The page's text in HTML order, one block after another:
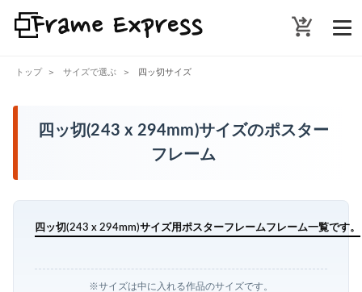
shopping_cart_checkout
トップ サイズで選ぶ 四ッ切サイズ
四ッ切(243 x 294mm)サイズのポスター
フレーム
四ッ切(243 x 294mm)サイズ用ポスターフレームフレーム一覧です。
※サイズは中に入れる作品のサイズです。